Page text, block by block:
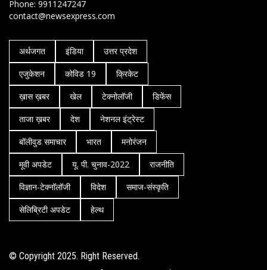
Phone: 9911247247
contact@newsexpress.com
अर्थजगत इंडिया
उत्तर प्रदेश
एजुकेशन
कोविड 19
क्रिकेट
ख़ास ख़बर
खेल टेक्नोलॉजी
डिफेंस
ताजा ख़बर
देश
नेशनल इंट्रेस्ट
बॉलीवुड समाचार
भारत
मनोरंजन
मूवी अपडेट
यू. पी. चुनाव-2022
राजनीति
विज्ञान-टेक्नॉलॉजी
विदेश
समाज-संस्कृति
सेलिब्रिटी अपडेट
हेल्थ
© Copyright 2025. Right Reserved.